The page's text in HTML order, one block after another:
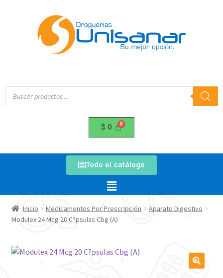
$ 0
Todo el catálogo
Inicio Medicamentos Por Prescripción
Aparato Digestivo
Modulex 24 Mcg 20 C?psulas Cbg (A)